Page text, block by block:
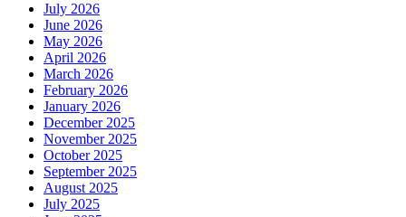
July 2026
June 2026
May 2026
April 2026
March 2026
February 2026
January 2026
December 2025
November 2025
October 2025
September 2025
August 2025
July 2025